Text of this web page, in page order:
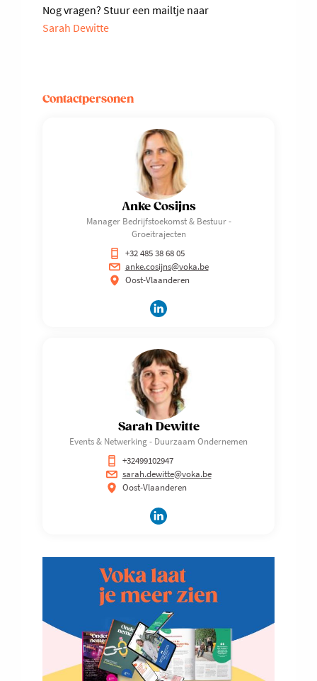
Nog vragen? Stuur een mailtje naar
Sarah Dewitte
Contactpersonen
Anke Cosijns
Manager Bedrijfstoekomst & Bestuur -
Groeitrajecten
+32 485 38 68 05
anke.cosijns@voka.be
Oost-Vlaanderen
Sarah Dewitte
Events & Netwerking - Duurzaam Ondernemen
+32499102947
sarah.dewitte@voka.be
Oost-Vlaanderen